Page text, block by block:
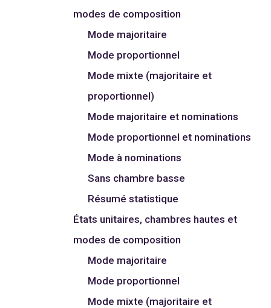
modes de composition
Mode majoritaire
Mode proportionnel
Mode mixte (majoritaire et
proportionnel)
Mode majoritaire et nominations
Mode proportionnel et nominations
Mode à nominations
Sans chambre basse
Résumé statistique
États unitaires, chambres hautes et
modes de composition
Mode majoritaire
Mode proportionnel
Mode mixte (majoritaire et